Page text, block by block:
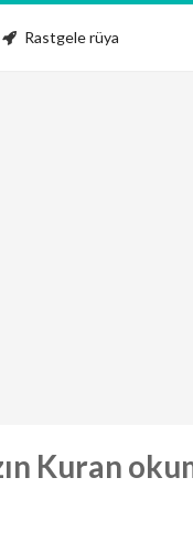
Rastgele rüya
Kuran